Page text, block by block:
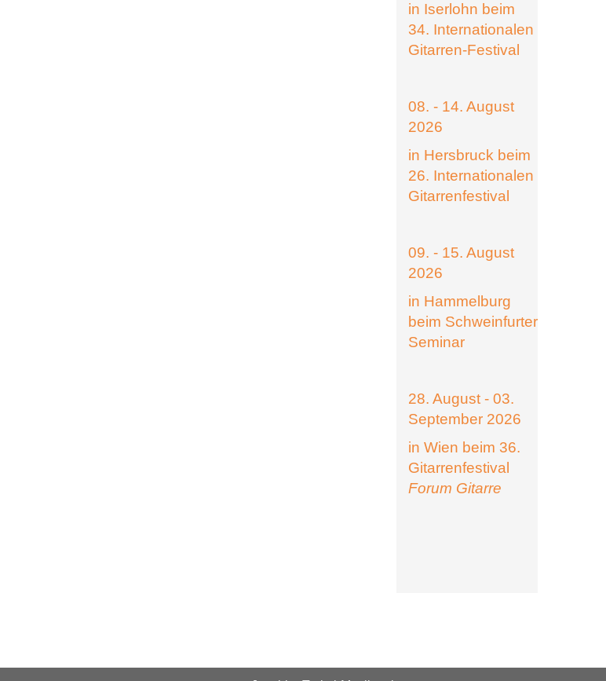
in Iserlohn beim
34. Internationalen
Gitarren-Festival
08. - 14. August
2026
in Hersbruck beim
26. Internationalen
Gitarrenfestival
09. - 15. August
2026
in Hammelburg
beim Schweinfurter
Seminar
28. August - 03.
September 2026
in Wien beim 36.
Gitarrenfestival
Forum Gitarre